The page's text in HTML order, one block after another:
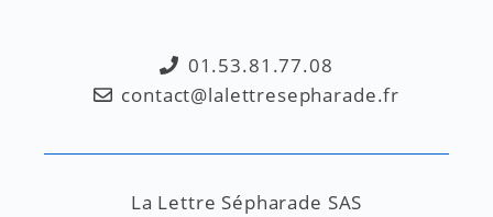
01.53.81.77.08
contact@lalettresepharade.fr
La Lettre Sépharade SAS